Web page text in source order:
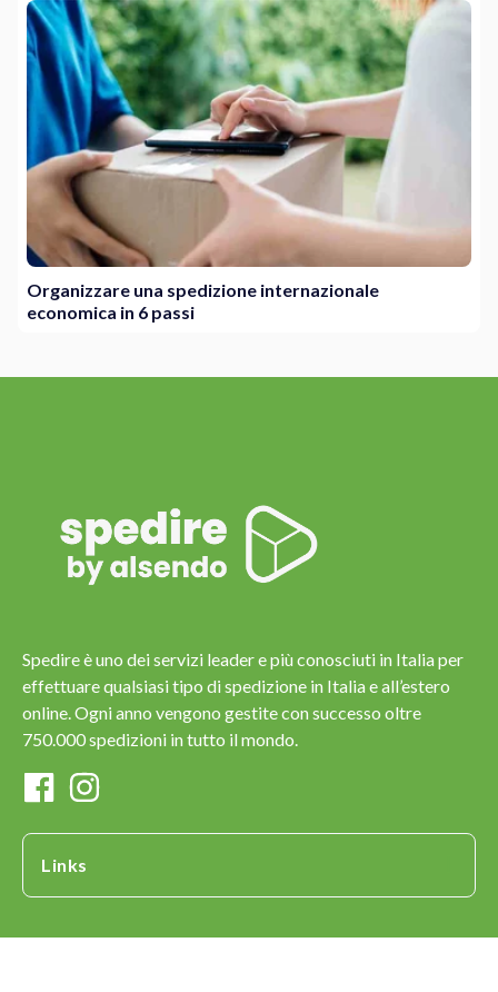
Organizzare una spedizione internazionale
economica in 6 passi
Spedire è uno dei servizi leader e più conosciuti in Italia per
effettuare qualsiasi tipo di spedizione in Italia e all’estero
online. Ogni anno vengono gestite con successo oltre
750.000 spedizioni in tutto il mondo.
Links